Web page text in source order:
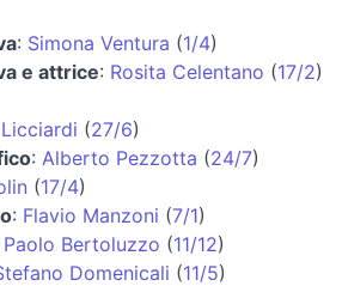
: Simona Ventura (1/4)
e attrice: Rosita Celentano (17/2)
(27/6)
: Alberto Pezzotta (24/7)
(17/4)
: Flavio Manzoni (7/1)
Paolo Bertoluzzo (11/12)
Domenicali (11/5)